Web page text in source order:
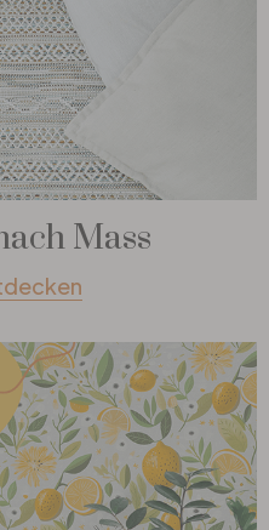
Mass